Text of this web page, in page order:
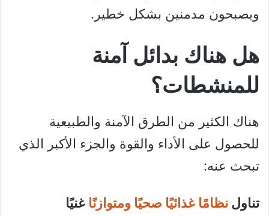
ويصبحون مدمنين بشكل خطير.
هل هناك بدائل آمنة
للمنشطات؟
هناك الكثير من الطرق الآمنة والطبيعية
للحصول على الأداء والقوة والجزء الأكبر الذي
تبحث عنه:
تناول نظامًا غذائيًا صحيًا ومتوازنًا غنيًا